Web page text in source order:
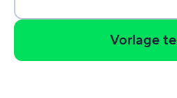
Vorlage